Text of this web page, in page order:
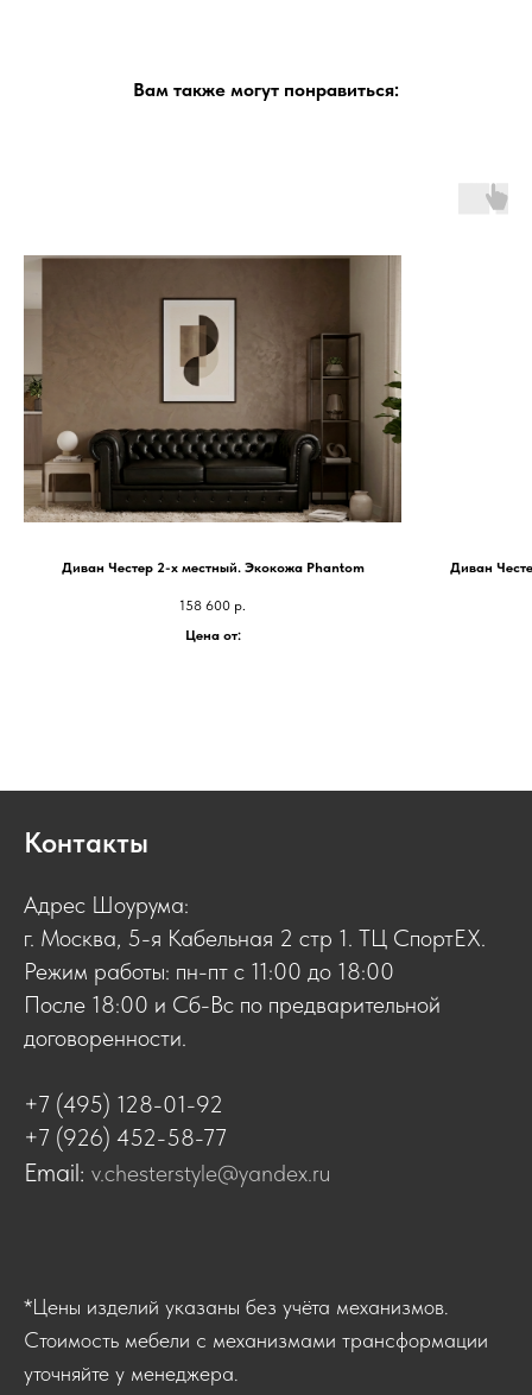
Вам также могут понравиться:
Диван Честер 2-х местный. Экокожа Phantom
158 600 р.
Цена от:
Диван
Контакты
Адрес Шоурума:
г. Москва, 5-я Кабельная 2 стр 1. ТЦ СпортЕХ.
Режим работы: пн-пт с 11:00 до 18:00
После 18:00 и Сб-Вс по предварительной
договоренности.
+7 (495) 128-01-92
+7 (926) 452-58-77
Email: v.chesterstyle@yandex.ru
*Цены изделий указаны без учёта механизмов.
Стоимость мебели с механизмами трансформации
уточняйте у менеджера.